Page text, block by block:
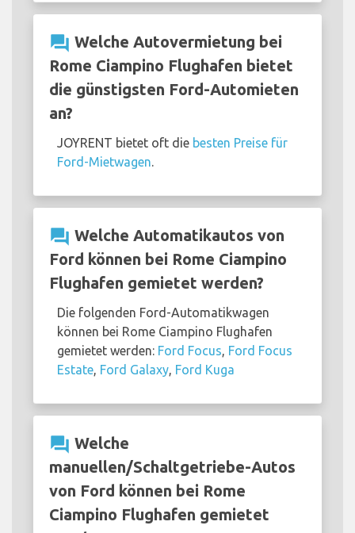
question_answer Welche Autovermietung bei
Rome Ciampino Flughafen bietet
die günstigsten Ford-Automieten
an?
JOYRENT bietet oft die besten Preise für
Ford-Mietwagen.
question_answer Welche Automatikautos von
Ford können bei Rome Ciampino
Flughafen gemietet werden?
Die folgenden Ford-Automatikwagen
können bei Rome Ciampino Flughafen
gemietet werden: Ford Focus, Ford Focus
Estate, Ford Galaxy, Ford Kuga
question_answer Welche
manuellen/Schaltgetriebe-Autos
von Ford können bei Rome
Ciampino Flughafen gemietet